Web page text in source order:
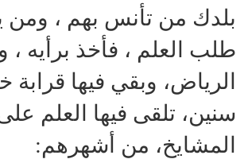
بلدك من تأنس بهم ، ومن
طلب العلم ، فأخذ برأيه
الرياض، وبقي فيها
سنين، تلقى فيها العلم
المشايخ، من أشهرهم: